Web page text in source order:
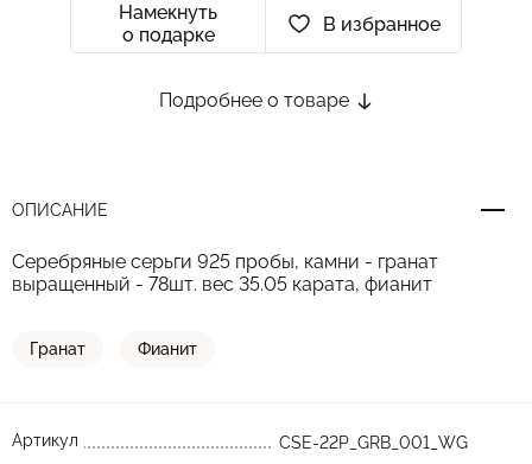
Намекнуть
о подарке
В избранное
Подробнее о товаре
ОПИСАНИЕ
Серебряные серьги 925 пробы, камни - гранат
выращенный - 78шт. вес 35.05 карата, фианит
Гранат Фианит
Артикул
CSE-22P_GRB_001_WG